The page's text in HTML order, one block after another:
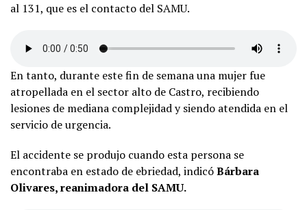
al 131, que es el contacto del SAMU.
En tanto, durante este fin de semana una mujer fue
atropellada en el sector alto de Castro, recibiendo
lesiones de mediana complejidad y siendo atendida en el
servicio de urgencia.
El accidente se produjo cuando esta persona se
encontraba en estado de ebriedad, indicóBárbara
Olivares, reanimadora del SAMU.